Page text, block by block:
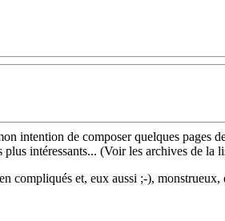
intention de composer quelques pages
intéressants... (Voir les archives de la
compliqués et, eux aussi ;-),